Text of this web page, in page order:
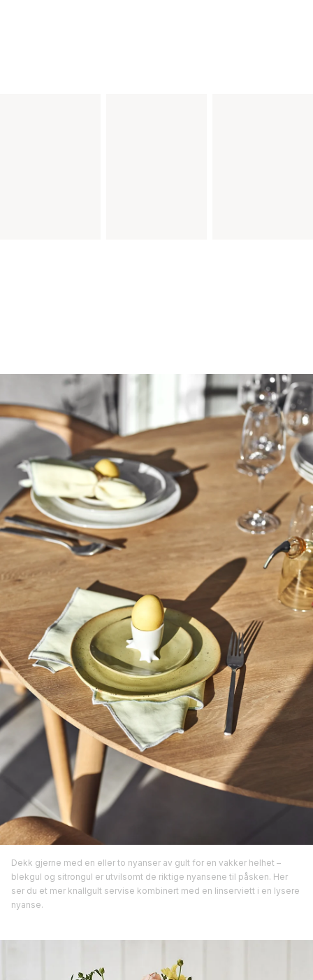
Dekk gjerne med en eller to nyanser av gult for en vakker helhet –
blekgul og sitrongul er utvilsomt de riktige nyansene til påsken. Her
ser du et mer knallgult servise kombinert med en linserviett i en lysere
nyanse.